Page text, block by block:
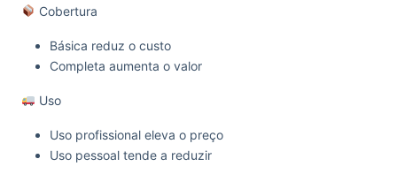
Cobertura
Básica reduz o custo
Completa aumenta o valor
Uso
Uso profissional eleva o preço
Uso pessoal tende a reduzir